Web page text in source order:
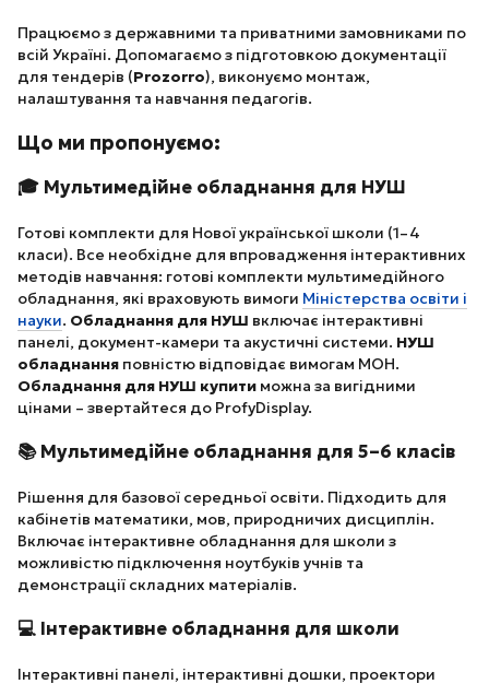
Працюємо з державними та приватними замовниками по
всій Україні. Допомагаємо з підготовкою документації
для тендерів (Prozorro), виконуємо монтаж,
налаштування та навчання педагогів.
Що ми пропонуємо:
🎓 Мультимедійне обладнання для НУШ
Готові комплекти для Нової української школи (1–4
класи). Все необхідне для впровадження інтерактивних
методів навчання: готові комплекти мультимедійного
обладнання, які враховують вимоги Міністерства освіти і
науки. Обладнання для НУШ включає інтерактивні
панелі, документ-камери та акустичні системи. НУШ
обладнання повністю відповідає вимогам МОН.
Обладнання для НУШ купити можна за вигідними
цінами – звертайтеся до ProfyDisplay.
📚 Мультимедійне обладнання для 5–6 класів
Рішення для базової середньої освіти. Підходить для
кабінетів математики, мов, природничих дисциплін.
Включає інтерактивне обладнання для школи з
можливістю підключення ноутбуків учнів та
демонстрації складних матеріалів.
💻 Інтерактивне обладнання для школи
Інтерактивні панелі, інтерактивні дошки, проектори